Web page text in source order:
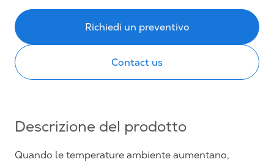
Richiedi un preventivo
Contact us
Descrizione del prodotto
Quando le temperature ambiente aumentano,